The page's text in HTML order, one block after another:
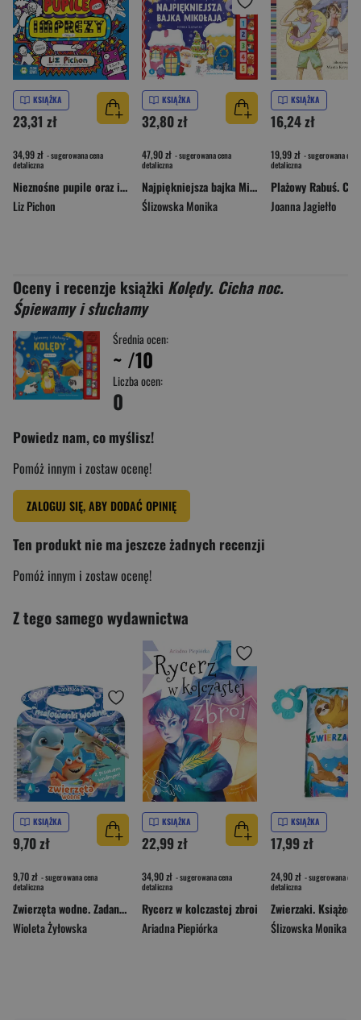
KSIĄŻKA
23,31 zł
34,99 zł - sugerowana cena
detaliczna
Nieznośne pupile oraz imprezy (Oby…). Tomek Łebski
Liz Pichon
KSIĄŻKA
32,80 zł
47,90 zł - sugerowana cena
detaliczna
Najpiękniejsza bajka Mikołaja. Czytamy i słuchamy
Ślizowska Monika
KSIĄŻKA
16,24 zł
19,99 zł - sugerowana cena
detaliczna
Joanna Jagiełło
Oceny i recenzje książki Kolędy. Cicha noc.
Śpiewamy i słuchamy
Średnia ocen:
~ /10
Liczba ocen:
0
Powiedz nam, co myślisz!
Pomóż innym i zostaw ocenę!
ZALOGUJ SIĘ, ABY DODAĆ OPINIĘ
Ten produkt nie ma jeszcze żadnych recenzji
Pomóż innym i zostaw ocenę!
Z tego samego wydawnictwa
KSIĄŻKA
9,70 zł
9,70 zł - sugerowana cena
detaliczna
Zwierzęta wodne. Zadanka & malowanki wodne
Wioleta Żyłowska
KSIĄŻKA
22,99 zł
34,90 zł - sugerowana cena
detaliczna
Rycerz w kolczastej zbroi
Ariadna Piepiórka
KSIĄŻKA
17,99 zł
24,90 zł - sugerowana cena
detaliczna
Ślizowska Monika